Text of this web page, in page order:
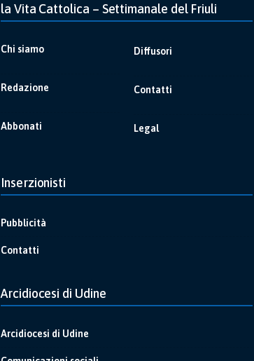
la Vita Cattolica – Settimanale del Friuli
Chi siamo
Redazione
Abbonati
Diffusori
Contatti
Legal
Inserzionisti
Pubblicità
Contatti
Arcidiocesi di Udine
Arcidiocesi di Udine